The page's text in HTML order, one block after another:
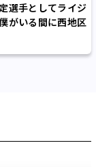
選手としてライジ
がいる間に西地区